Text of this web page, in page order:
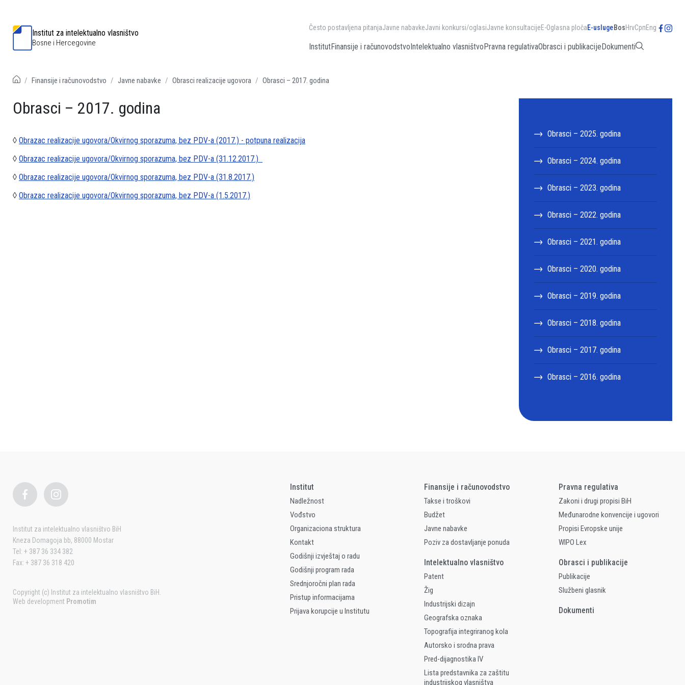
Institut za intelektualno vlasništvo
Bosne i Hercegovine
Često postavljena pitanjaJavne nabavkeJavni konkursi/oglasiJavne konsultacijeE-Oglasna pločaE-uslugeBosHrvСрпEng
InstitutFinansije i računovodstvoIntelektualno vlasništvoPravna regulativaObrasci i publikacijeDokumenti
Finansije i računovodstvo Javne nabavke Obrasci realizacije ugovora Obrasci – 2017. godina
Obrasci – 2017. godina
◊ Obrazac realizacije ugovora/Okvirnog sporazuma, bez PDV-a (2017.) - potpuna realizacija
◊ Obrazac realizacije ugovora/Okvirnog sporazuma, bez PDV-a (31.12.2017.)
◊ Obrazac realizacije ugovora/Okvirnog sporazuma, bez PDV-a (31.8.2017.)
◊ Obrazac realizacije ugovora/Okvirnog sporazuma, bez PDV-a (1.5.2017.)
Obrasci – 2025. godina
Obrasci – 2024. godina
Obrasci – 2023. godina
Obrasci – 2022. godina
Obrasci – 2021. godina
Obrasci – 2020. godina
Obrasci – 2019. godina
Obrasci – 2018. godina
Obrasci – 2017. godina
Obrasci – 2016. godina
Institut za intelektualno vlasništvo BiH
Kneza Domagoja bb, 88000 Mostar
Tel: + 387 36 334 382
Fax: + 387 36 318 420
Copyright (c) Institut za intelektualno vlasništvo BiH.
Web development Promotim
Institut
Nadležnost
Vođstvo
Organizaciona struktura
Kontakt
Godišnji izvještaj o radu
Godišnji program rada
Srednjoročni plan rada
Pristup informacijama
Prijava korupcije u Institutu
Finansije i računovodstvo
Takse i troškovi
Budžet
Javne nabavke
Poziv za dostavljanje ponuda
Intelektualno vlasništvo
Patent
Žig
Industrijski dizajn
Geografska oznaka
Topografija integriranog kola
Autorsko i srodna prava
Pred-dijagnostika IV
Lista predstavnika za zaštitu
industrijskog vlasništva
Pravna regulativa
Zakoni i drugi propisi BiH
Međunarodne konvencije i ugovori
Propisi Evropske unije
WIPO Lex
Obrasci i publikacije
Publikacije
Službeni glasnik
Dokumenti